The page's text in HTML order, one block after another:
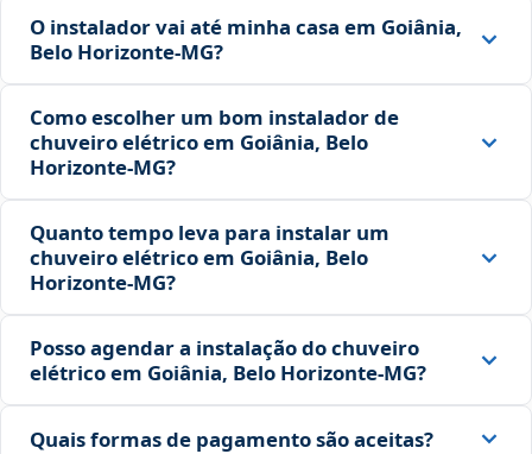
O instalador vai até minha casa em Goiânia,
Belo Horizonte‑MG?
Como escolher um bom instalador de
chuveiro elétrico em Goiânia, Belo
Horizonte‑MG?
Quanto tempo leva para instalar um
chuveiro elétrico em Goiânia, Belo
Horizonte‑MG?
Posso agendar a instalação do chuveiro
elétrico em Goiânia, Belo Horizonte‑MG?
Quais formas de pagamento são aceitas?